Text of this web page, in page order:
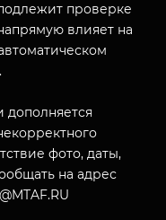
проверке
влияет на
дополняется
фото, даты,
на адрес